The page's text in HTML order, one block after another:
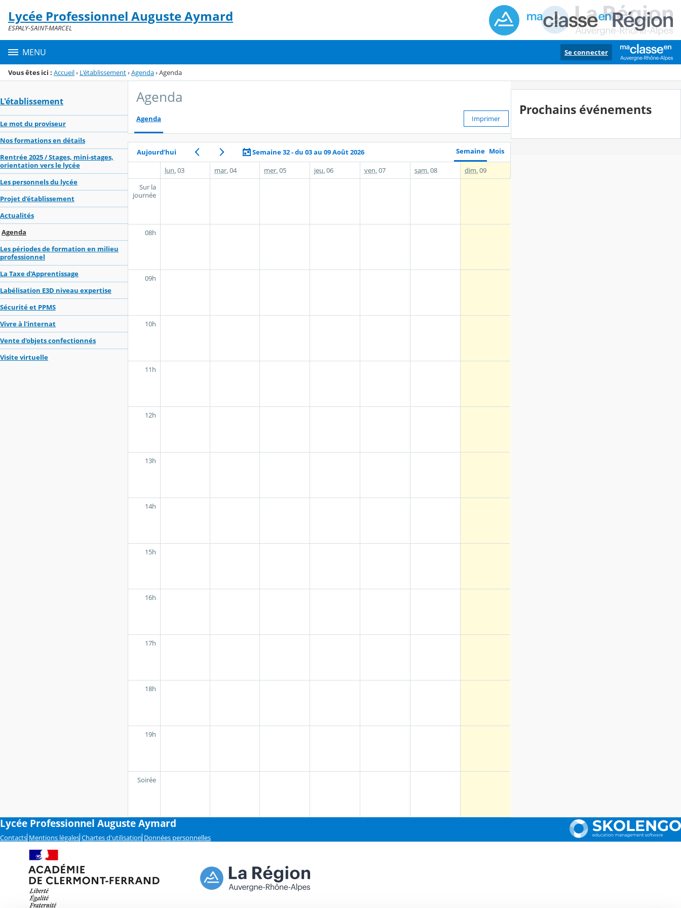
Menu de la rubrique
Contenu
Lycée Professionnel Auguste Aymard
ESPALY-SAINT-MARCEL
MENU Se connecter
Vous êtes ici : Accueil› L'établissement›Agenda›Agenda
L'établissement
Le mot du proviseur
Nos formations en détails
Rentrée 2025 / Stages, mini-stages,
orientation vers le lycée
Les personnels du lycée
Projet d'établissement
Actualités
Agenda
Les périodes de formation en milieu
professionnel
La Taxe d'Apprentissage
Labélisation E3D niveau expertise
Sécurité et PPMS
Vivre à l'internat
Vente d'objets confectionnés
Visite virtuelle
Agenda
Agenda Imprimer
Aujourd’hui Semaine 32 - du 03 au 09 Août 2026 Semaine Mois
lun.03 mar.04 mer.05 jeu.06 ven.07 sam.08 dim.09
Sur la
journée
08h
09h
10h
11h
12h
13h
14h
15h
16h
17h
18h
19h
Soirée
Prochains événements
Lycée Professionnel Auguste Aymard
Contacts Mentions légales Chartes d'utilisation Données personnelles